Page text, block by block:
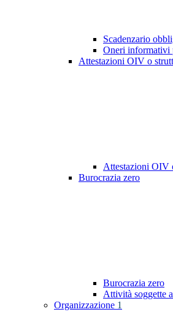
Scadenzario
Oneri informativi
Attestazioni OIV o
Attestazioni OIV
Burocrazia zero
Burocrazia zero
Attività soggette
Organizzazione 1